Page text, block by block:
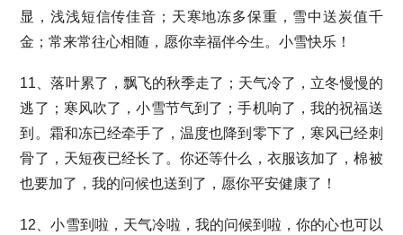
显，浅浅短信传佳音；天寒地冻多保重，雪中送炭值千
金；常来常往心相随，愿你幸福伴今生。小雪快乐！
11、落叶累了，飘飞的秋季走了；天气冷了，立冬慢慢的
逃了；寒风吹了，小雪节气到了；手机响了，我的祝福送
到。霜和冻已经牵手了，温度也降到零下了，寒风已经刺
骨了，天短夜已经长了。你还等什么，衣服该加了，棉被
也要加了，我的问候也送到了，愿你平安健康了！
12、小雪到啦，天气冷啦，我的问候到啦，你的心也可以